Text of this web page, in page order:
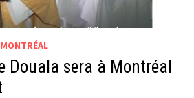
MONTRÉAL
Douala sera à Montréal